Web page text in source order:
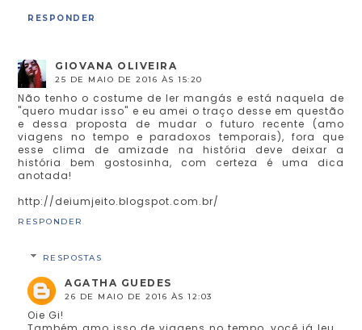
RESPONDER
GIOVANA OLIVEIRA
25 DE MAIO DE 2016 ÀS 15:20
Não tenho o costume de ler mangás e está naquela de
"quero mudar isso" e eu amei o traço desse em questão
e dessa proposta de mudar o futuro recente (amo
viagens no tempo e paradoxos temporais), fora que
esse clima de amizade na história deve deixar a
história bem gostosinha, com certeza é uma dica
anotada!
http://deiumjeito.blogspot.com.br/
RESPONDER
RESPOSTAS
AGATHA GUEDES
26 DE MAIO DE 2016 ÀS 12:03
Oie Gi!